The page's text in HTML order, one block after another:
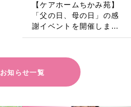
【ケアホームちかみ苑】
「父の日、母の日」の感
謝イベントを開催しまし
た！
お知らせ一覧